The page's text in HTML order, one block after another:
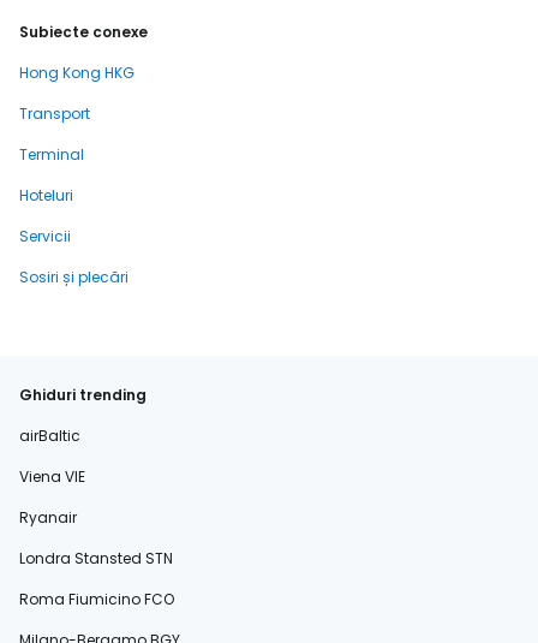
Subiecte conexe
Hong Kong HKG
Transport
Terminal
Hoteluri
Servicii
Sosiri și plecări
Ghiduri trending
airBaltic
Viena VIE
Ryanair
Londra Stansted STN
Roma Fiumicino FCO